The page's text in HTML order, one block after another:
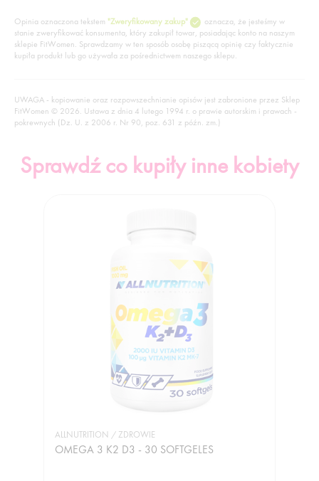
Opinia oznaczona tekstem "Zweryfikowany zakup"
oznacza, że jesteśmy w
stanie zweryfikować konsumenta, który zakupił towar, posiadając konto na naszym
sklepie FitWomen. Sprawdzamy w ten sposób osobę piszącą opinię czy faktycznie
kupiła produkt lub go używała za pośrednictwem naszego sklepu.
UWAGA - kopiowanie oraz rozpowszechnianie opisów jest zabronione przez Sklep
FitWomen © 2026. Ustawa z dnia 4 lutego 1994 r. o prawie autorskim i prawach -
pokrewnych (Dz. U. z 2006 r. Nr 90, poz. 631 z późn. zm.)
Sprawdź co kupiły inne kobiety
ALLNUTRITION / ZDROWIE
OMEGA 3 K2 D3 - 30 SOFTGELES